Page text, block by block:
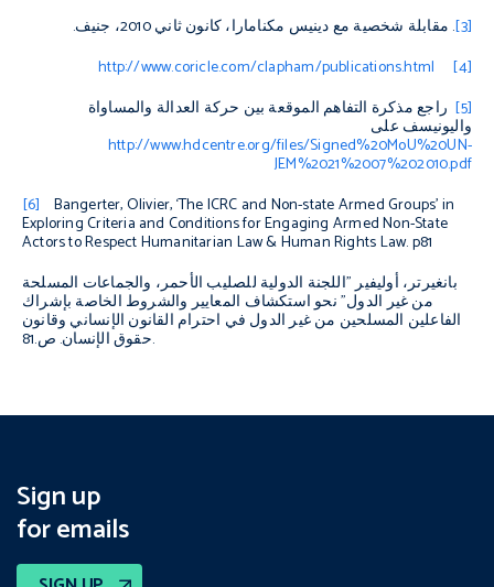
[3]
. مقابلة شخصية مع دينيس مكنامارا، كانون ثاني 2010، جنيف.
[4]
http://www.coricle.com/clapham/publications.html
[5] راجع مذكرة التفاهم الموقعة بين حركة العدالة والمساواة
واليونيسف على
http://www.hdcentre.org/files/Signed%20MoU%20UN-
JEM%2021%2007%202010.pdf
[6] Bangerter, Olivier, ‘The ICRC and Non-state Armed Groups’ in
Exploring Criteria and Conditions for Engaging Armed Non-State
Actors to Respect Humanitarian Law & Human Rights Law. p81
بانغيرتر، أوليفير "اللجنة الدولية للصليب الأحمر، والجماعات المسلحة
من غير الدول" نحو استكشاف المعايير والشروط الخاصة بإشراك
الفاعلين المسلحين من غير الدول في احترام القانون الإنساني وقانون
حقوق الإنسان. ص.81.
Sign up
for emails